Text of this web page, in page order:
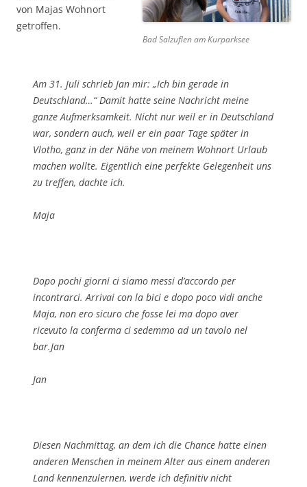
Bad Salzuflen am Kurparksee
von Majas Wohnort
getroffen.
Am 31. Juli schrieb Jan mir: „Ich bin gerade in
Deutschland…“ Damit hatte seine Nachricht meine
ganze Aufmerksamkeit. Nicht nur weil er in Deutschland
war, sondern auch, weil er ein paar Tage später in
Vlotho, ganz in der Nähe von meinem Wohnort Urlaub
machen wollte. Eigentlich eine perfekte Gelegenheit uns
zu treffen, dachte ich.
Maja
Dopo pochi giorni ci siamo messi d’accordo per
incontrarci. Arrivai con la bici e dopo poco vidi anche
Maja, non ero sicuro che fosse lei ma dopo aver
ricevuto la conferma ci sedemmo ad un tavolo nel
bar.Jan
Jan
Diesen Nachmittag, an dem ich die Chance hatte einen
anderen Menschen in meinem Alter aus einem anderen
Land kennenzulernen, werde ich definitiv nicht